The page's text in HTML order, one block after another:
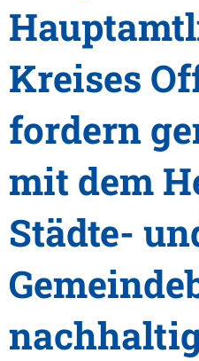
Kreises
fordern
mit dem
Städte-